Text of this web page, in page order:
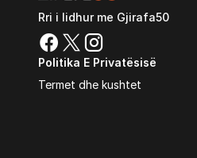
Rri i lidhur me Gjirafa50
Politika E Privatësisë
Termet dhe kushtet